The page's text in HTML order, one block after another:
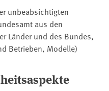
unbeabsichtigten
aus den
Länder und des Bundes,
Betrieben, Modelle)